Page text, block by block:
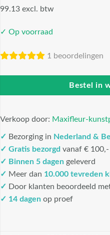
99.13 excl. btw
✓ Op voorraad
1 beoordelingen
Bestel in
Verkoop door: Maxifleur-
✓ Bezorging in Nederland &
✓ Gratis bezorgd vanaf € 100,-
✓ Binnen 5 dagen geleverd
✓ Meer dan 10.000 tevreden
✓ Door klanten beoordeeld
✓ 14 dagen op proef